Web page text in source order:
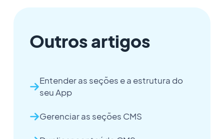
Outros artigos
Entender as seções e a estrutura do
seu App
Gerenciar as seções CMS